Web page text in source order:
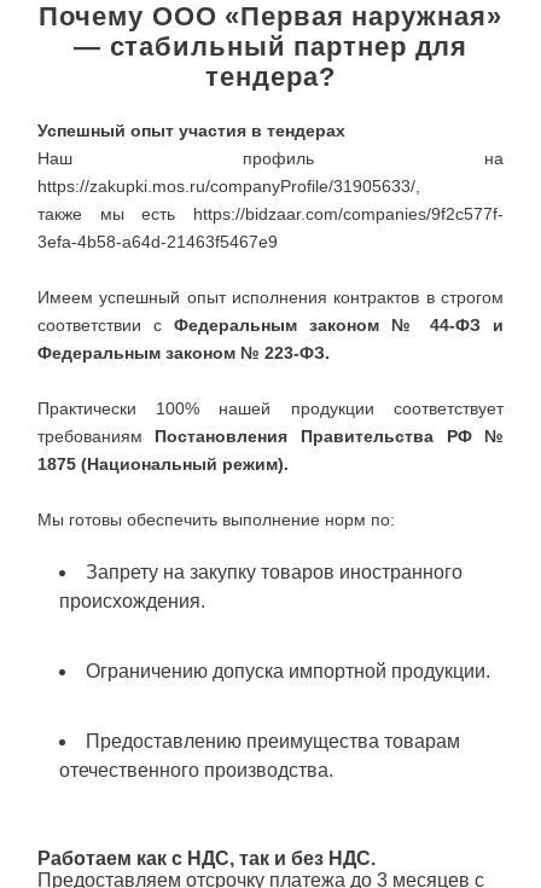
Почему ООО «Первая наружная»
— стабильный партнер для
тендера?
Успешный опыт участия в тендерах
Наш профиль на
https://zakupki.mos.ru/companyProfile/31905633/,
также мы есть https://bidzaar.com/companies/9f2c577f-
3efa-4b58-a64d-21463f5467e9
Имеем успешный опыт исполнения контрактов в строгом
соответствии с Федеральным законом № 44-ФЗ и
Федеральным законом № 223-ФЗ.
Практически 100% нашей продукции соответствует
требованиям Постановления Правительства РФ №
1875 (Национальный режим).
Мы готовы обеспечить выполнение норм по:
Запрету на закупку товаров иностранного
происхождения.
Ограничению допуска импортной продукции.
Предоставлению преимущества товарам
отечественного производства.
Работаем как с НДС, так и без НДС.
Предоставляем отсрочку платежа до 3 месяцев с